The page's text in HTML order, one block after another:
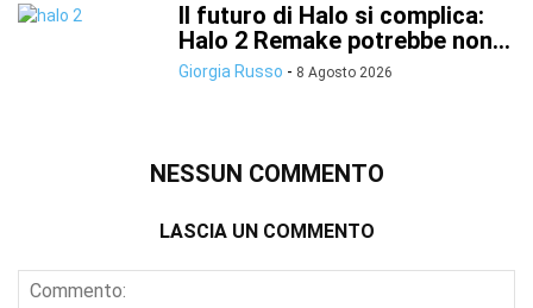
Il futuro di Halo si complica:
Halo 2 Remake potrebbe non...
Giorgia Russo - 8 Agosto 2026
NESSUN COMMENTO
LASCIA UN COMMENTO